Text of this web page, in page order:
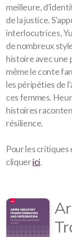
meilleure,
de la justice.
interlocutrices,
de nombreux
histoire avec une
même le conte
les péripéties de
ces femmes.
histoires
résilience.
Pour les
cliquerici.